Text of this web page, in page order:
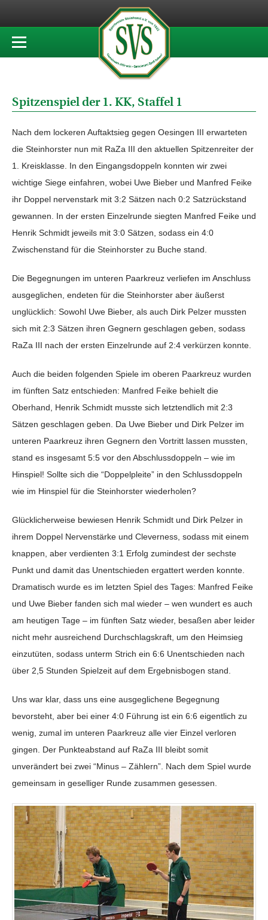
Spitzenspiel der 1. KK, Staffel 1
Nach dem lockeren Auftaktsieg gegen Oesingen III erwarteten
die Steinhorster nun mit RaZa III den aktuellen Spitzenreiter der
1. Kreisklasse. In den Eingangsdoppeln konnten wir zwei
wichtige Siege einfahren, wobei Uwe Bieber und Manfred Feike
ihr Doppel nervenstark mit 3:2 Sätzen nach 0:2 Satzrückstand
gewannen. In der ersten Einzelrunde siegten Manfred Feike und
Henrik Schmidt jeweils mit 3:0 Sätzen, sodass ein 4:0
Zwischenstand für die Steinhorster zu Buche stand.
Die Begegnungen im unteren Paarkreuz verliefen im Anschluss
ausgeglichen, endeten für die Steinhorster aber äußerst
unglücklich: Sowohl Uwe Bieber, als auch Dirk Pelzer mussten
sich mit 2:3 Sätzen ihren Gegnern geschlagen geben, sodass
RaZa III nach der ersten Einzelrunde auf 2:4 verkürzen konnte.
Auch die beiden folgenden Spiele im oberen Paarkreuz wurden
im fünften Satz entschieden: Manfred Feike behielt die
Oberhand, Henrik Schmidt musste sich letztendlich mit 2:3
Sätzen geschlagen geben. Da Uwe Bieber und Dirk Pelzer im
unteren Paarkreuz ihren Gegnern den Vortritt lassen mussten,
stand es insgesamt 5:5 vor den Abschlussdoppeln – wie im
Hinspiel! Sollte sich die “Doppelpleite” in den Schlussdoppeln
wie im Hinspiel für die Steinhorster wiederholen?
Glücklicherweise bewiesen Henrik Schmidt und Dirk Pelzer in
ihrem Doppel Nervenstärke und Cleverness, sodass mit einem
knappen, aber verdienten 3:1 Erfolg zumindest der sechste
Punkt und damit das Unentschieden ergattert werden konnte.
Dramatisch wurde es im letzten Spiel des Tages: Manfred Feike
und Uwe Bieber fanden sich mal wieder – wen wundert es auch
am heutigen Tage – im fünften Satz wieder, besaßen aber leider
nicht mehr ausreichend Durchschlagskraft, um den Heimsieg
einzutüten, sodass unterm Strich ein 6:6 Unentschieden nach
über 2,5 Stunden Spielzeit auf dem Ergebnisbogen stand.
Uns war klar, dass uns eine ausgeglichene Begegnung
bevorsteht, aber bei einer 4:0 Führung ist ein 6:6 eigentlich zu
wenig, zumal im unteren Paarkreuz alle vier Einzel verloren
gingen. Der Punkteabstand auf RaZa III bleibt somit
unverändert bei zwei “Minus – Zählern”. Nach dem Spiel wurde
gemeinsam in geselliger Runde zusammen gesessen.